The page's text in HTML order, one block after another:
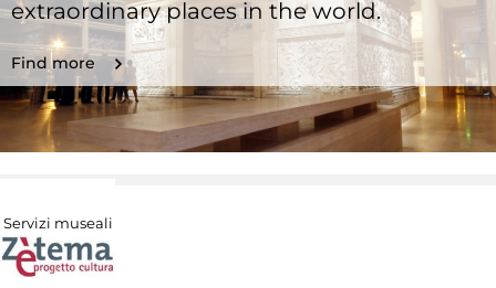
extraordinary places in the world.
Find more
Servizi museali